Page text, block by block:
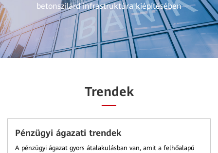
betonszilárd infrastruktúra kiépítésében
Trendek
Pénzügyi ágazati trendek
A pénzügyi ágazat gyors átalakulásban van, amit a felhőalapú